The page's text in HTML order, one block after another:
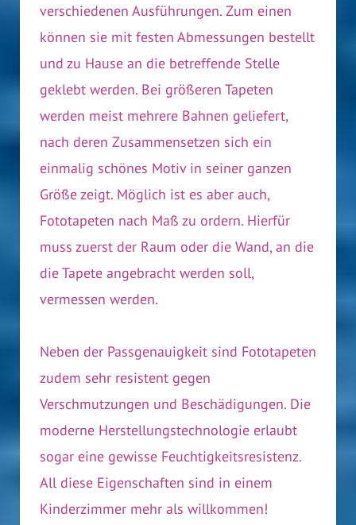
verschiedenen Ausführungen. Zum einen
können sie mit festen Abmessungen bestellt
und zu Hause an die betreffende Stelle
geklebt werden. Bei größeren Tapeten
werden meist mehrere Bahnen geliefert,
nach deren Zusammensetzen sich ein
einmalig schönes Motiv in seiner ganzen
Größe zeigt. Möglich ist es aber auch,
Fototapeten nach Maß zu ordern. Hierfür
muss zuerst der Raum oder die Wand, an die
die Tapete angebracht werden soll,
vermessen werden.
Neben der Passgenauigkeit sind Fototapeten
zudem sehr resistent gegen
Verschmutzungen und Beschädigungen. Die
moderne Herstellungstechnologie erlaubt
sogar eine gewisse Feuchtigkeitsresistenz.
All diese Eigenschaften sind in einem
Kinderzimmer mehr als willkommen!